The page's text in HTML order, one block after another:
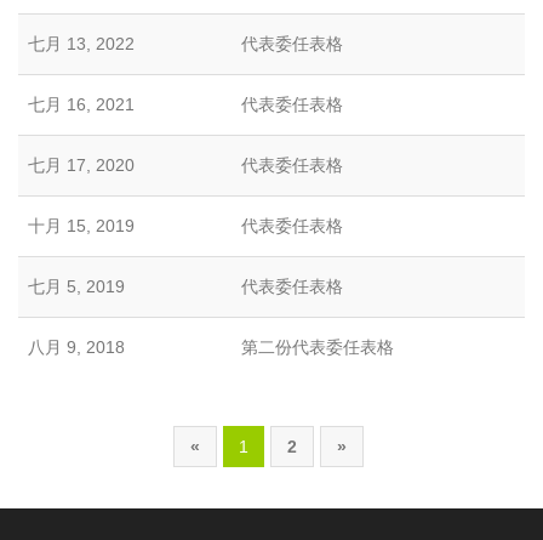
七月 13, 2022 代表委任表格
七月 16, 2021 代表委任表格
七月 17, 2020 代表委任表格
十月 15, 2019 代表委任表格
七月 5, 2019 代表委任表格
八月 9, 2018 第二份代表委任表格
« 1 2 »